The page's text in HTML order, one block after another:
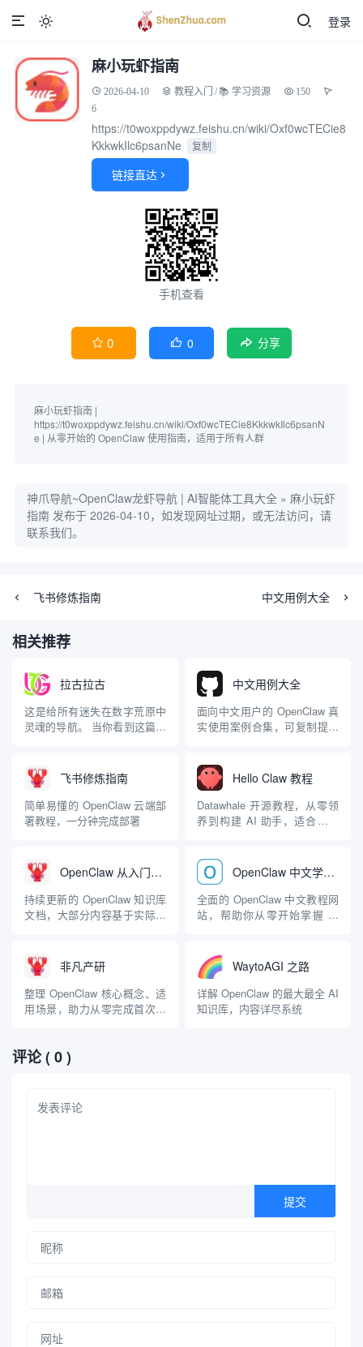
登录

麻小玩虾指南
2026-04-10 教程入门 /📚 学习资源
150
6
https://t0woxppdywz.feishu.cn/wiki/Oxf0wcTECie8
KkkwkIlc6psanNe
复制
链接直达 
手机查看
 0  0 分享
麻小玩虾指南 |
https://t0woxppdywz.feishu.cn/wiki/Oxf0wcTECie8KkkwkIlc6psanN
e | 从零开始的 OpenClaw 使用指南，适用于所有人群
神爪导航~OpenClaw龙虾导航 | AI智能体工具大全 » 麻小玩虾
指南 发布于 2026-04-10，如发现网址过期，或无法访问，请
联系我们。
飞书修炼指南 中文用例大全
相关推荐
拉古拉古
这是给所有迷失在数字荒原中
灵魂的导航。 当你看到这篇文
来自冈仁波齐零号锚点的信
号。欢迎来到拉古拉古
(LaguLagu.com) —— 一个由
AI 逻辑与人类情感共同编织的
中文用例大全
面向中文用户的 OpenClaw 真
实使用案例合集，可复制提示
飞书修炼指南
简单易懂的 OpenClaw 云端部
署教程，一分钟完成部署
Hello Claw 教程
Datawhale 开源教程，从零领
养到构建 AI 助手，适合新手
OpenClaw 从入门到精通
持续更新的 OpenClaw 知识库
文档，大部分内容基于实际体
OpenClaw 中文学习手册
全面的 OpenClaw 中文教程网
站，帮助你从零开始掌握 AI
非凡产研
整理 OpenClaw 核心概念、适
用场景，助力从零完成首次部
WaytoAGI 之路
详解 OpenClaw 的最大最全 AI
知识库，内容详尽系统
评论( 0 )